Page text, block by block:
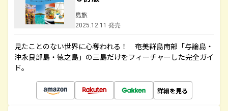
島旅
2025.12.11 発売
見たことのない世界に心奪われる！ 奄美群島南部「与論島・
沖永良部島・徳之島」の三島だけをフィーチャーした完全ガイ
ド。
詳細を見る